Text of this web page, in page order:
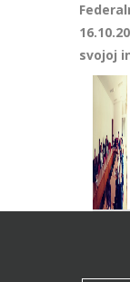
svojoj